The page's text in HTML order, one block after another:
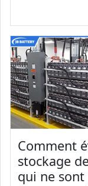
Comment
stockage
qui ne sont